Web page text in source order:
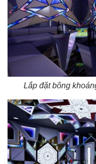
Lắp đặt bông